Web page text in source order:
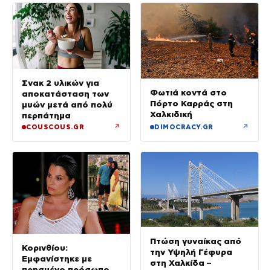
Σνακ 2 υλικών για
αποκατάσταση των
μυών μετά από πολύ
περπάτημα
COUSCOUS.GR ↗
Φωτιά κοντά στο
Πόρτο Καρράς στη
Χαλκιδική
DIMOCRACY.GR ↗
Κορινθίου:
Εμφανίστηκε με
Πτώση γυναίκας από
την Υψηλή Γέφυρα
στη Χαλκίδα –